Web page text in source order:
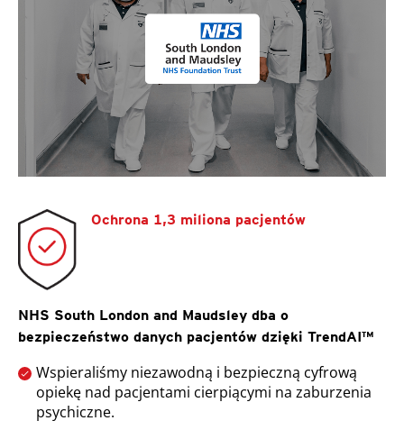
Ochrona 1,3 miliona pacjentów
NHS South London and Maudsley dba o
bezpieczeństwo danych pacjentów dzięki TrendAI™
Wspieraliśmy niezawodną i bezpieczną cyfrową
opiekę nad pacjentami cierpiącymi na zaburzenia
psychiczne.